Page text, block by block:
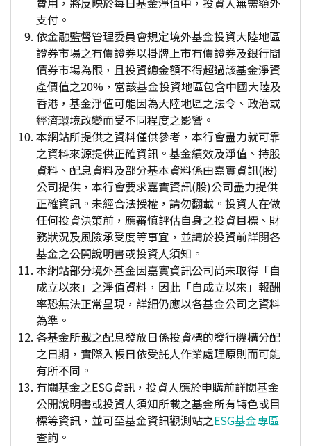
支付。
依金融監督管理委員會規定境外基金投資大陸地區
證券市場之有價證券以掛牌上市有價證券及銀行間
債券市場為限，且投資總金額不得超過該基金淨資
產價值之20%，當該基金投資地區包含中國大陸及
香港，基金淨值可能因為大陸地區之法令、政治或
經濟環境改變而受不同程度之影響。
本網站所提供之資料僅供參考，本行會盡力就可靠
之資料來源提供正確資訊。基金績效及淨值、持股
資料、配息資料及部分基本資料係由嘉實資訊(股)
公司提供，本行會要求嘉實資訊(股)公司盡力提供
正確資訊。未經合法授權，請勿翻載。投資人在做
任何投資決策前，應審慎評估自身之投資目標、財
務狀況及風險承受度等事宜，並請於投資前詳閱各
基金之公開說明書或投資人須知。
本網站部分境外基金因嘉實資訊公司尚未取得「自
成立以來」之淨值資料，因此「自成立以來」報酬
率恐無法正常呈現，詳細仍應以各基金公司之資料
為準。
各基金所載之配息發放日係投資標的發行機構分配
之日期，實際入帳日依受託人作業處理原則而可能
有所不同。
有關基金之ESG資訊，投資人應於申購前詳閱基金
公開說明書或投資人須知所載之基金所有特色或目
標等資訊，並可至基金資訊觀測站之ESG基金專區
查詢。